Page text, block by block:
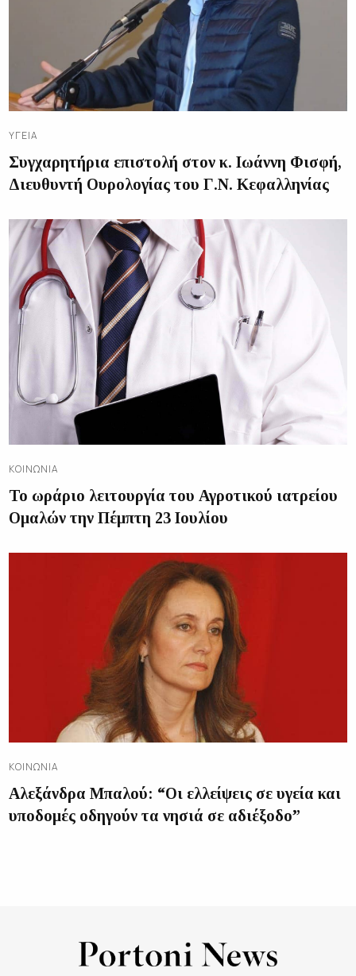
ΥΓΕΊΑ
Συγχαρητήρια επιστολή στον κ. Ιωάννη Φισφή,
Διευθυντή Ουρολογίας του Γ.Ν. Κεφαλληνίας
ΚΟΙΝΩΝΊΑ
Το ωράριο λειτουργία του Αγροτικού ιατρείου
Ομαλών την Πέμπτη 23 Ιουλίου
ΚΟΙΝΩΝΊΑ
Αλεξάνδρα Μπαλού: “Οι ελλείψεις σε υγεία και
υποδομές οδηγούν τα νησιά σε αδιέξοδο”